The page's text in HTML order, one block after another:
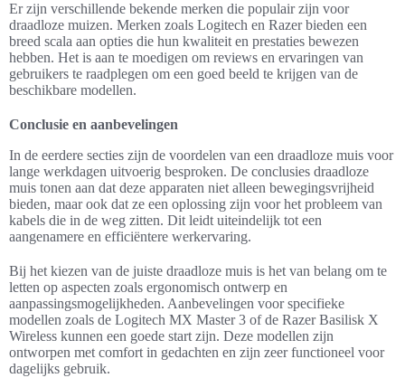
Er zijn verschillende bekende merken die populair zijn voor
draadloze muizen. Merken zoals Logitech en Razer bieden een
breed scala aan opties die hun kwaliteit en prestaties bewezen
hebben. Het is aan te moedigen om reviews en ervaringen van
gebruikers te raadplegen om een goed beeld te krijgen van de
beschikbare modellen.
Conclusie en aanbevelingen
In de eerdere secties zijn de voordelen van een draadloze muis voor
lange werkdagen uitvoerig besproken. De conclusies draadloze
muis tonen aan dat deze apparaten niet alleen bewegingsvrijheid
bieden, maar ook dat ze een oplossing zijn voor het probleem van
kabels die in de weg zitten. Dit leidt uiteindelijk tot een
aangenamere en efficiëntere werkervaring.
Bij het kiezen van de juiste draadloze muis is het van belang om te
letten op aspecten zoals ergonomisch ontwerp en
aanpassingsmogelijkheden. Aanbevelingen voor specifieke
modellen zoals de Logitech MX Master 3 of de Razer Basilisk X
Wireless kunnen een goede start zijn. Deze modellen zijn
ontworpen met comfort in gedachten en zijn zeer functioneel voor
dagelijks gebruik.